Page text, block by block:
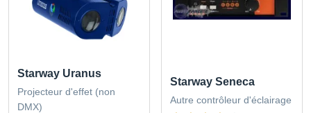
Starway Uranus
Projecteur d'effet (non
DMX)
Starway Seneca
Autre contrôleur d'éclairage